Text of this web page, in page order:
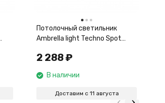
Потолочный светильник
Ambrella light Techno Spot
2 288₽
В наличии
Доставим с 11 августа